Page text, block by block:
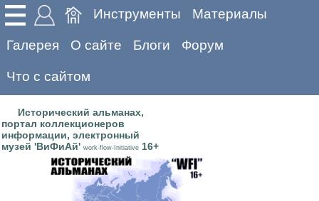
Инструменты Материалы
Галерея О сайте Блоги Форум
Что с сайтом
Исторический альманах,
портал коллекционеров
информации, электронный
музей 'ВиФиАй' work-flow-Initiative 16+